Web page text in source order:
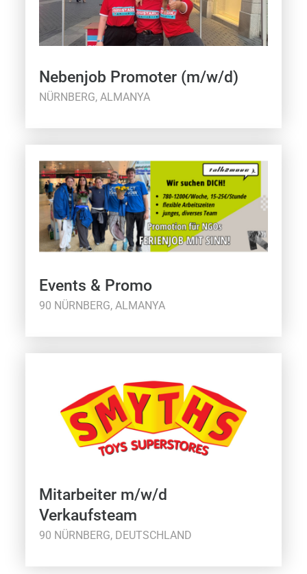
Nebenjob Promoter (m/w/d)
NÜRNBERG, ALMANYA
Events & Promo
90 NÜRNBERG, ALMANYA
Mitarbeiter m/w/d
Verkaufsteam
90 NÜRNBERG, DEUTSCHLAND